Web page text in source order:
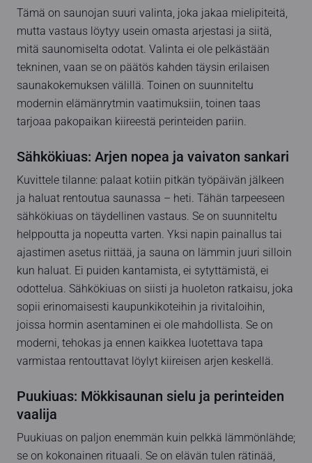
Tämä on saunojan suuri valinta, joka jakaa mielipiteitä,
mutta vastaus löytyy usein omasta arjestasi ja siitä,
mitä saunomiselta odotat. Valinta ei ole pelkästään
tekninen, vaan se on päätös kahden täysin erilaisen
saunakokemuksen välillä. Toinen on suunniteltu
modernin elämänrytmin vaatimuksiin, toinen taas
tarjoaa pakopaikan kiireestä perinteiden pariin.
Sähkökiuas: Arjen nopea ja vaivaton sankari
Kuvittele tilanne: palaat kotiin pitkän työpäivän jälkeen
ja haluat rentoutua saunassa – heti. Tähän tarpeeseen
sähkökiuas on täydellinen vastaus. Se on suunniteltu
helppoutta ja nopeutta varten. Yksi napin painallus tai
ajastimen asetus riittää, ja sauna on lämmin juuri silloin
kun haluat. Ei puiden kantamista, ei sytyttämistä, ei
odottelua. Sähkökiuas on siisti ja huoleton ratkaisu, joka
sopii erinomaisesti kaupunkikoteihin ja rivitaloihin,
joissa hormin asentaminen ei ole mahdollista. Se on
moderni, tehokas ja ennen kaikkea luotettava tapa
varmistaa rentouttavat löylyt kiireisen arjen keskellä.
Puukiuas: Mökkisaunan sielu ja perinteiden
vaalija
Puukiuas on paljon enemmän kuin pelkkä lämmönlähde;
se on kokonainen rituaali. Se on elävän tulen rätinää,